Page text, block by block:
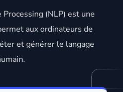
(NLP) est une
aux ordinateurs de
et générer le langage